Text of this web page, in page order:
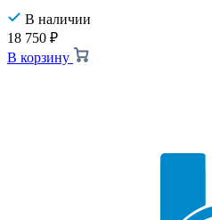
В наличии
18 750 ₽
В корзину